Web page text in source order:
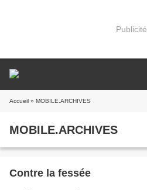
Publicité
Accueil » MOBILE.ARCHIVES
MOBILE.ARCHIVES
Contre la fessée